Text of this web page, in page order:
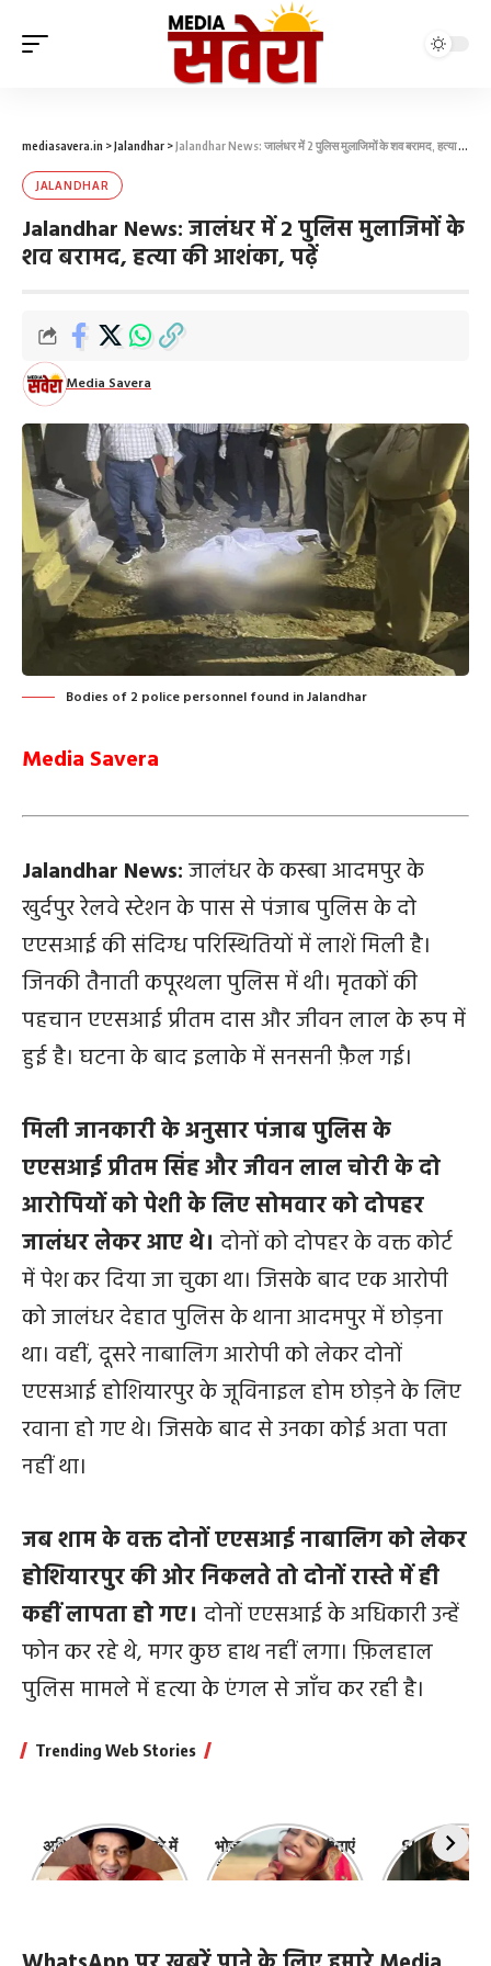
mediasavera.in >Jalandhar >Jalandhar News: जालंधर में 2 पुलिस मुलाजिमों के शव बरामद, हत्या की आशंका, पढ़ें
JALANDHAR
Jalandhar News: जालंधर में 2 पुलिस मुलाजिमों के
शव बरामद, हत्या की आशंका, पढ़ें
Media Savera
Bodies of 2 police personnel found in Jalandhar
Media Savera
Jalandhar News:जालंधर के कस्बा आदमपुर के
खुर्दपुर रेलवे स्टेशन के पास से पंजाब पुलिस के दो
एएसआई की संदिग्ध परिस्थितियों में लाशें मिली है।
जिनकी तैनाती कपूरथला पुलिस में थी। मृतकों की
पहचान एएसआई प्रीतम दास और जीवन लाल के रूप में
हुई है। घटना के बाद इलाके में सनसनी फ़ैल गई।
मिली जानकारी के अनुसार पंजाब पुलिस के
एएसआई प्रीतम सिंह और जीवन लाल चोरी के दो
आरोपियों को पेशी के लिए सोमवार को दोपहर
जालंधर लेकर आए थे। दोनों को दोपहर के वक्त कोर्ट
में पेश कर दिया जा चुका था। जिसके बाद एक आरोपी
को जालंधर देहात पुलिस के थाना आदमपुर में छोड़ना
था। वहीं, दूसरे नाबालिग आरोपी को लेकर दोनों
एएसआई होशियारपुर के जूविनाइल होम छोड़ने के लिए
रवाना हो गए थे। जिसके बाद से उनका कोई अता पता
नहीं था।
जब शाम के वक्त दोनों एएसआई नाबालिग को लेकर
होशियारपुर की ओर निकलते तो दोनों रास्ते में ही
कहीं लापता हो गए। दोनों एएसआई के अधिकारी उन्हें
फोन कर रहे थे, मगर कुछ हाथ नहीं लगा। फ़िलहाल
पुलिस मामले में हत्या के एंगल से जाँच कर रही है।
Trending Web Stories
अभिनेता धर्मेंद्र के बारे में
10 रोचक बातें, जिनके बारे
भोजपुरी की ये 10 हसीनाएं
हैं सबसे खूबसूरत | top-
Shefali
‘कांटा लगा